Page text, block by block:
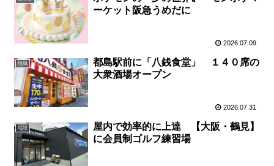
ーケット阪急うめだに
2026.07.09
地域
都島駅前に「八銭食堂」 １４０席の
大衆酒場オープン
2026.07.31
地域
屋内で効率的に上達 【大阪・鶴見】
に会員制ゴルフ練習場